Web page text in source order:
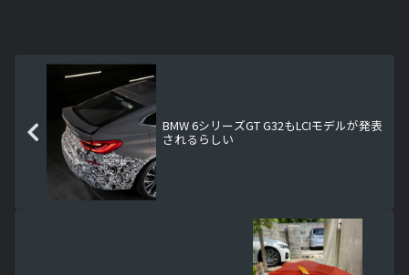
BMW 6シリーズGT G32もLCIモデルが発表
されるらしい